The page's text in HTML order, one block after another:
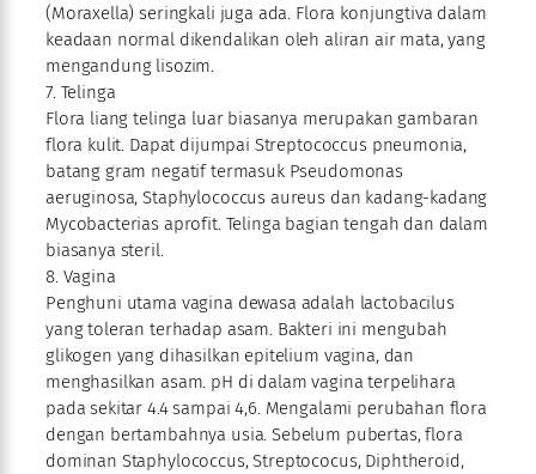
(Moraxella) seringkali juga ada. Flora konjungtiva dalam
keadaan normal dikendalikan oleh aliran air mata, yang
mengandung lisozim.
7. Telinga
Flora liang telinga luar biasanya merupakan gambaran
flora kulit. Dapat dijumpai Streptococcus pneumonia,
batang gram negatif termasuk Pseudomonas
aeruginosa, Staphylococcus aureus dan kadang-kadang
Mycobacterias aprofit. Telinga bagian tengah dan dalam
biasanya steril.
8. Vagina
Penghuni utama vagina dewasa adalah lactobacilus
yang toleran terhadap asam. Bakteri ini mengubah
glikogen yang dihasilkan epitelium vagina, dan
menghasilkan asam. pH di dalam vagina terpelihara
pada sekitar 4.4 sampai 4,6. Mengalami perubahan flora
dengan bertambahnya usia. Sebelum pubertas, flora
dominan Staphylococcus, Streptococus, Diphtheroid,